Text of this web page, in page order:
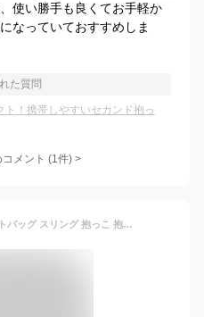
使い勝手も良くてお手軽か
なっていておすすめしま
た質問
！携帯しやすいセカンド抱っ
メント (1件) >
抱っこ紐 コンパクト サポートバッグ スリング 抱っこ 抱っこひも おでかけ 片手抱っこ 旅行 便利 出産準備 出産祝い プレゼント おしゃれ 斜め掛け ベビーキャリア 肩キャリア ヒップシート パパママ兼用 コンパクト 軽量でコンパクト 抱っこ 前向き抱っこ サイズ調節可能